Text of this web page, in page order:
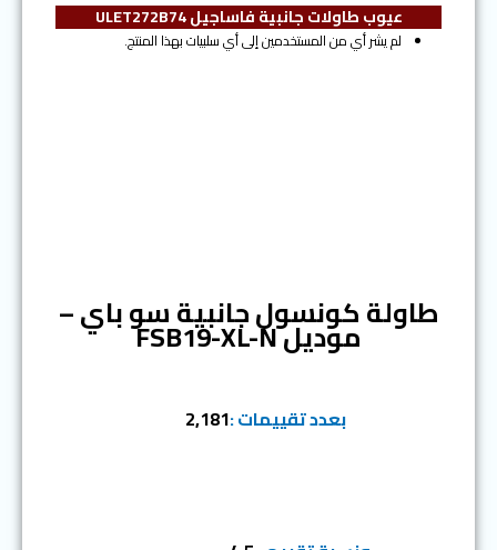
عيوب طاولات جانبية فاساجيل ULET272B74
لم يشر أي من المستخدمين إلى أي سلبيات بهذا المنتج.
طاولة كونسول جانبية سو باي –
موديل FSB19-XL-N
بعدد تقييمات :2,181